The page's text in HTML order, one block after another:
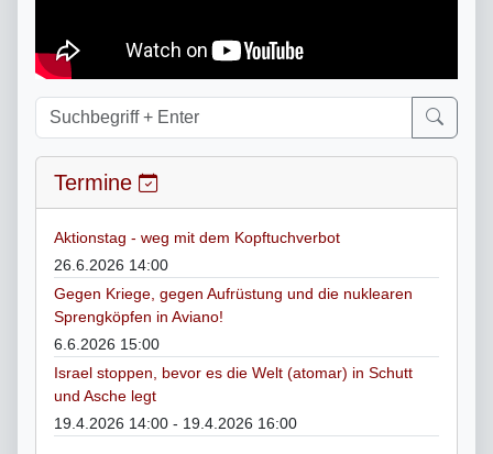
Termine
Aktionstag - weg mit dem Kopftuchverbot
26.6.2026 14:00
Gegen Kriege, gegen Aufrüstung und die nuklearen
Sprengköpfen in Aviano!
6.6.2026 15:00
Israel stoppen, bevor es die Welt (atomar) in Schutt
und Asche legt
19.4.2026 14:00 - 19.4.2026 16:00